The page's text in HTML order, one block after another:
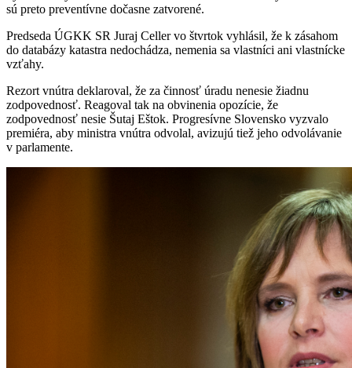
sú preto preventívne dočasne zatvorené.
Predseda ÚGKK SR Juraj Celler vo štvrtok vyhlásil, že k zásahom
do databázy katastra nedochádza, nemenia sa vlastníci ani vlastnícke
vzťahy.
Rezort vnútra deklaroval, že za činnosť úradu nenesie žiadnu
zodpovednosť. Reagoval tak na obvinenia opozície, že
zodpovednosť nesie Šutaj Eštok. Progresívne Slovensko vyzvalo
premiéra, aby ministra vnútra odvolal, avizujú tiež jeho odvolávanie
v parlamente.